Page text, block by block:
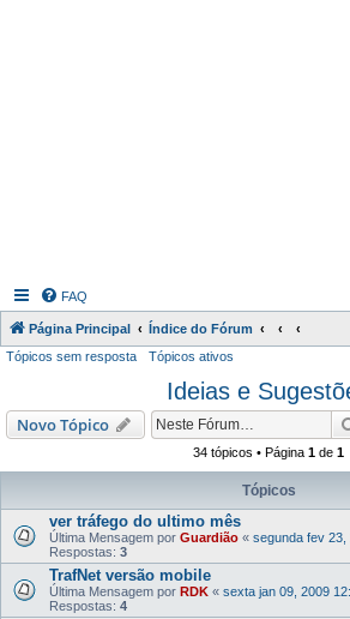
FAQ
Página Principal Índice do Fórum
Tópicos sem resposta Tópicos ativos
Ideias e
Novo Tópico
34 tópicos • Página 1 de 1
Tópicos
ver tráfego do ultimo mês
Última Mensagem por Guardião « segunda fev 23,
Respostas: 3
TrafNet versão mobile
Última Mensagem por RDK « sexta jan 09, 2009
Respostas: 4